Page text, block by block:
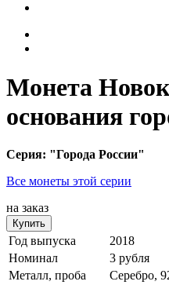
Монета
основания
Серия: "Города России"
Все монеты этой серии
на заказ
Купить
Год выпуска
2018
Номинал
3 рубля
Металл, проба
Серебро,